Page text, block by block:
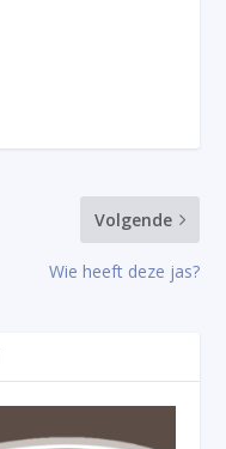
Volgende
Wie heeft deze jas?